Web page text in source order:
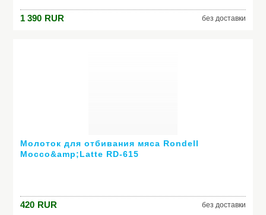
1 390 RUR без доставки
Молоток для отбивания мяса Rondell
Mocco&amp;Latte RD-615
420 RUR без доставки